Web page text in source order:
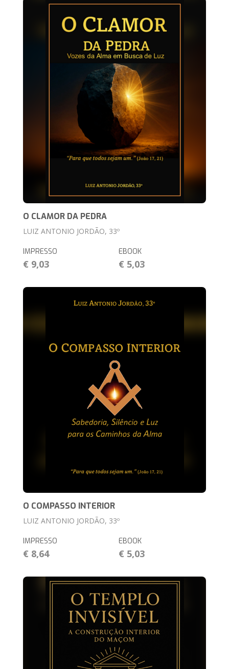
O CLAMOR DA PEDRA
LUIZ ANTONIO JORDÃO, 33º
IMPRESSO
€ 9,03
EBOOK
€ 5,03
O COMPASSO INTERIOR
LUIZ ANTONIO JORDÃO, 33º
IMPRESSO
€ 8,64
EBOOK
€ 5,03